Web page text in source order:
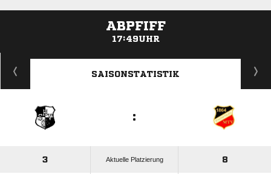
ABPFIFF
17:49UHR
ANZEIGE
SAISONSTATISTIK
:
3 Aktuelle Platzierung 8